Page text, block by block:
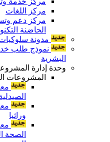
مركز اللغات
مركز دعم
الحاضنة
مدونة
نموذج طلب
البشرية
وحدة إدارة
المشروعات
وراثيا
الصحة